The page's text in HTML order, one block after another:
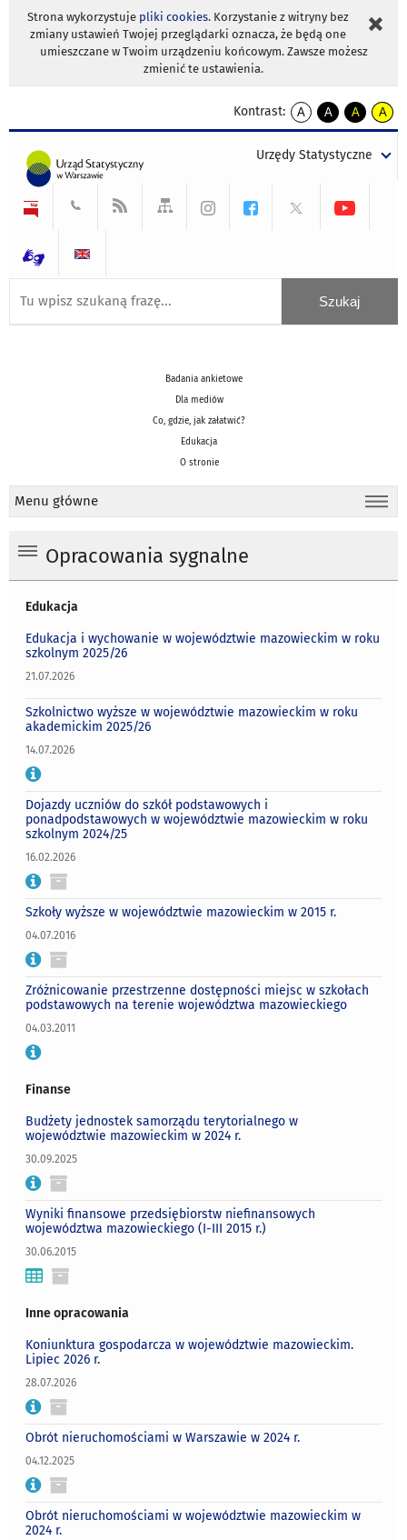
Strona wykorzystuje pliki cookies. Korzystanie z witryny bez
zmiany ustawień Twojej przeglądarki oznacza, że będą one
umieszczane w Twoim urządzeniu końcowym. Zawsze możesz
zmienić te ustawienia.
Kontrast:
A
kontrast
A
kontrast
tekst
czarnym
A
kontrast
tekst
czarnym
A
tekst
żółtym
Urzędy Statystyczne
Badania ankietowe
Dla mediów
Co, gdzie, jak załatwić?
Edukacja
O stronie
Menu główne
Opracowania sygnalne
Edukacja
Edukacja i wychowanie w województwie mazowieckim w roku
szkolnym 2025/26
21.07.2026
Szkolnictwo wyższe w województwie mazowieckim w roku
akademickim 2025/26
14.07.2026
Dojazdy uczniów do szkół podstawowych i
ponadpodstawowych w województwie mazowieckim w roku
szkolnym 2024/25
16.02.2026
Szkoły wyższe w województwie mazowieckim w 2015 r.
04.07.2016
Zróżnicowanie przestrzenne dostępności miejsc w szkołach
podstawowych na terenie województwa mazowieckiego
04.03.2011
Finanse
Budżety jednostek samorządu terytorialnego w
województwie mazowieckim w 2024 r.
30.09.2025
Wyniki finansowe przedsiębiorstw niefinansowych
województwa mazowieckiego (I-III 2015 r.)
30.06.2015
Inne opracowania
Koniunktura gospodarcza w województwie mazowieckim.
Lipiec 2026 r.
28.07.2026
Obrót nieruchomościami w Warszawie w 2024 r.
04.12.2025
Obrót nieruchomościami w województwie mazowieckim w
2024 r.